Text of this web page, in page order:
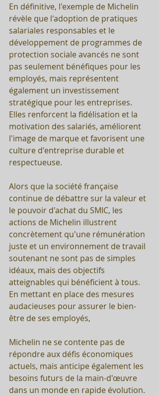
En définitive, l'exemple de Michelin
révèle que l'adoption de pratiques
salariales responsables et le
développement de programmes de
protection sociale avancés ne sont
pas seulement bénéfiques pour les
employés, mais représentent
également un investissement
stratégique pour les entreprises.
Elles renforcent la fidélisation et la
motivation des salariés, améliorent
l'image de marque et favorisent une
culture d'entreprise durable et
respectueuse.
Alors que la société française
continue de débattre sur la valeur et
le pouvoir d'achat du SMIC, les
actions de Michelin illustrent
concrètement qu'une rémunération
juste et un environnement de travail
soutenant ne sont pas de simples
idéaux, mais des objectifs
atteignables qui bénéficient à tous.
En mettant en place des mesures
audacieuses pour assurer le bien-
être de ses employés,
Michelin ne se contente pas de
répondre aux défis économiques
actuels, mais anticipe également les
besoins futurs de la main-d'œuvre
dans un monde en rapide évolution.